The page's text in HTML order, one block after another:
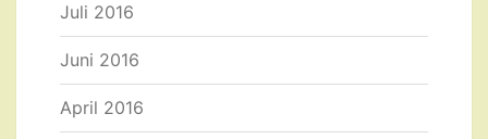
Juli 2016
Juni 2016
April 2016